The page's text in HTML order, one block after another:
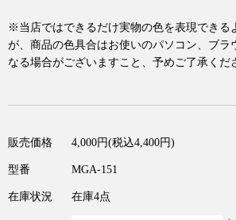
※当店ではできるだけ実物の色を表現できる
が、商品の色具合はお使いのパソコン、ブラ
なる場合がございますこと、予めご了承くだ
販売価格 4,000円(税込4,400円)
型番 MGA-151
在庫状況 在庫4点